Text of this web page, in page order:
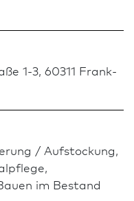
1-3, 60311 Frank­
/ Aufstockung,
im Bestand